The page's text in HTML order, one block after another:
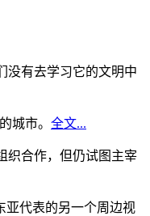
没有去学习它的文明中
城市。 全文...
织合作，但仍试图主宰
亚代表的另一个周边视